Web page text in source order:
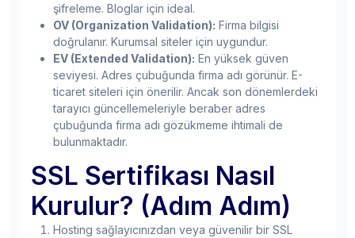
şifreleme. Bloglar için ideal.
OV (Organization Validation): Firma bilgisi
doğrulanır. Kurumsal siteler için uygundur.
EV (Extended Validation): En yüksek güven
seviyesi. Adres çubuğunda firma adı görünür. E-
ticaret siteleri için önerilir. Ancak son dönemlerdeki
tarayıcı güncellemeleriyle beraber adres
çubuğunda firma adı gözükmeme ihtimali de
bulunmaktadır.
SSL Sertifikası Nasıl
Kurulur? (Adım Adım)
Hosting sağlayıcınızdan veya güvenilir bir SSL